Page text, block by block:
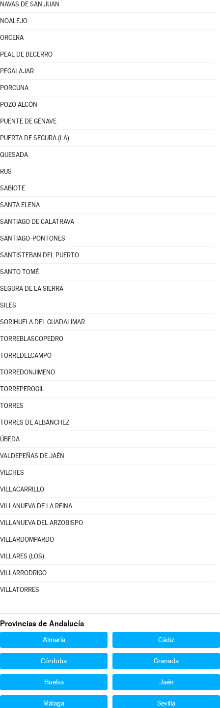
NAVAS DE SAN JUAN
NOALEJO
ORCERA
PEAL DE BECERRO
PEGALAJAR
PORCUNA
POZO ALCÓN
PUENTE DE GÉNAVE
PUERTA DE SEGURA (LA)
QUESADA
RUS
SABIOTE
SANTA ELENA
SANTIAGO DE CALATRAVA
SANTIAGO-PONTONES
SANTISTEBAN DEL PUERTO
SANTO TOMÉ
SEGURA DE LA SIERRA
SILES
SORIHUELA DEL GUADALIMAR
TORREBLASCOPEDRO
TORREDELCAMPO
TORREDONJIMENO
TORREPEROGIL
TORRES
TORRES DE ALBÁNCHEZ
ÚBEDA
VALDEPEÑAS DE JAÉN
VILCHES
VILLACARRILLO
VILLANUEVA DE LA REINA
VILLANUEVA DEL ARZOBISPO
VILLARDOMPARDO
VILLARES (LOS)
VILLARRODRIGO
VILLATORRES
Provincias de Andalucía
Almería Cádiz
Córdoba Granada
Huelva Jaén
Málaga Sevilla